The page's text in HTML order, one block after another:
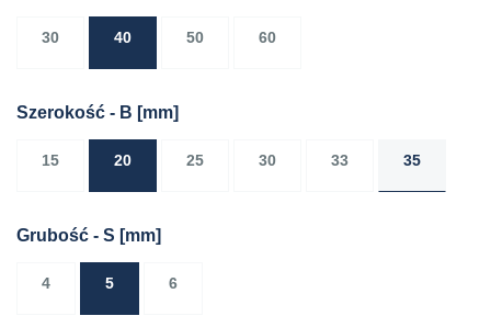
30 40 50 60
Szerokość - B [mm]
15 20 25 30 33 35
Grubość - S [mm]
4 5 6